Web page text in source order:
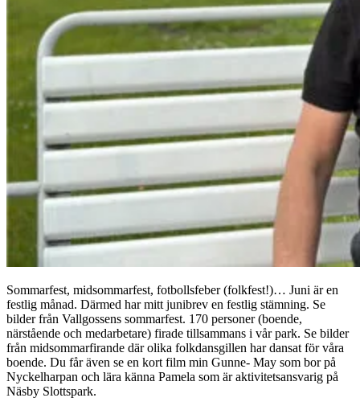
Sommarfest, midsommarfest, fotbollsfeber (folkfest!)… Juni är en
festlig månad. Därmed har mitt junibrev en festlig stämning. Se
bilder från Vallgossens sommarfest. 170 personer (boende,
närstående och medarbetare) firade tillsammans i vår park. Se bilder
från midsommarfirande där olika folkdansgillen har dansat för våra
boende. Du får även se en kort film min Gunne- May som bor på
Nyckelharpan och lära känna Pamela som är aktivitetsansvarig på
Näsby Slottspark.